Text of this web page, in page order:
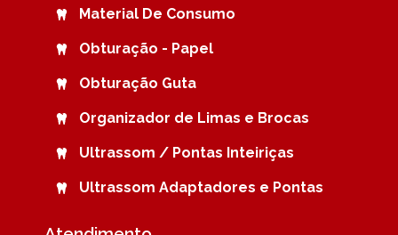
Material De Consumo
Obturação - Papel
Obturação Guta
Organizador de Limas e Brocas
Ultrassom / Pontas Inteiriças
Ultrassom Adaptadores e Pontas